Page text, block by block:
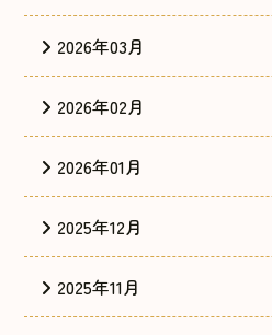
2026年03月
2026年02月
2026年01月
2025年12月
2025年11月